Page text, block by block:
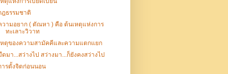
ฎธรรมชาติ
วามอยาก ( ตัณหา ) คือ ต้นเหตุแห่งการ
ทะเลาะวิวาท
หตุของความสามัคคีและความแตกแยก
ดมา...สว่างไป สว่างมา...ก็ยังคงสว่างไป
ารตั้งจิตก่อนนอน